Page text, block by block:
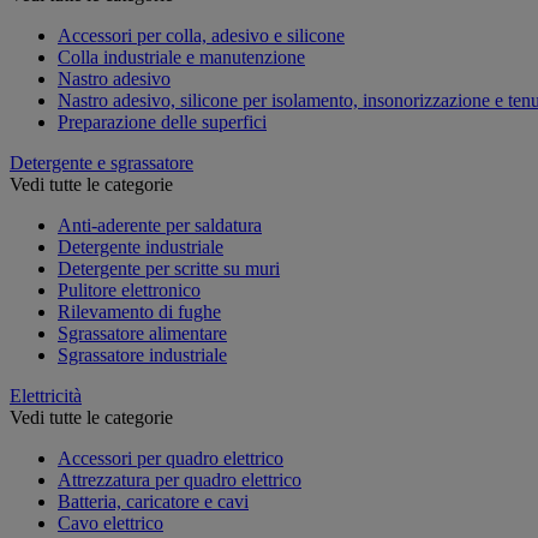
Accessori per colla, adesivo e silicone
Colla industriale e manutenzione
Nastro adesivo
Nastro adesivo, silicone per isolamento, insonorizzazione e
Preparazione delle superfici
Detergente e sgrassatore
Vedi tutte le categorie
Anti-aderente per saldatura
Detergente industriale
Detergente per scritte su muri
Pulitore elettronico
Rilevamento di fughe
Sgrassatore alimentare
Sgrassatore industriale
Elettricità
Vedi tutte le categorie
Accessori per quadro elettrico
Attrezzatura per quadro elettrico
Batteria, caricatore e cavi
Cavo elettrico